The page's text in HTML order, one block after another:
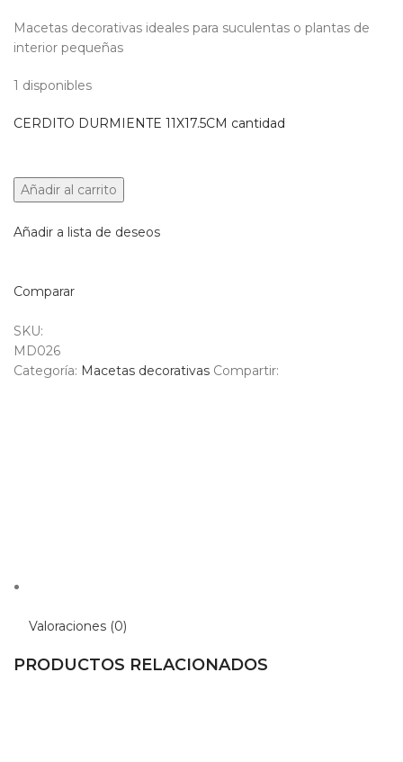
Macetas decorativas ideales para suculentas o plantas de
interior pequeñas
1 disponibles
CERDITO DURMIENTE 11X17.5CM cantidad
Añadir al carrito
Añadir a lista de deseos
Comparar
SKU:
MD026
Categoría: Macetas decorativas Compartir:
Valoraciones (0)
PRODUCTOS RELACIONADOS